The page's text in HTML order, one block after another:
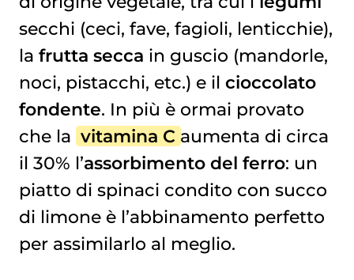
secchi (ceci, fave, fagioli, lenticchie),
la frutta secca in guscio (mandorle,
noci, pistacchi, etc.) e il cioccolato
fondente. In più è ormai provato
che la vitamina C aumenta di circa
il 30% l’assorbimento del ferro: un
piatto di spinaci condito con succo
di limone è l’abbinamento perfetto
per assimilarlo al meglio.